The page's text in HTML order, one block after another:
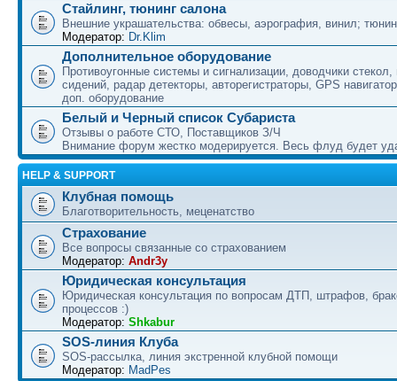
Стайлинг, тюнинг салона
Внешние украшательства: обвесы, аэрография, винил;
Модератор: Dr.Klim
Дополнительное оборудование
Противоугонные системы и сигнализации, доводчики стекол,
сидений, радар детекторы, авторегистраторы, GPS
доп. оборудование
Белый и Черный список Субариста
Отзывы о работе СТО, Поставщиков З/Ч
Внимание форум жестко модерируется. Весь флуд будет
HELP & SUPPORT
Клубная помощь
Благотворительность, меценатство
Страхование
Все вопросы связанные со страхованием
Модератор: Andr3y
Юридическая консультация
Юридическая консультация по вопросам ДТП, штрафов,
процессов :)
Модератор: Shkabur
SOS-линия Клуба
SOS-рассылка, линия экстренной клубной помощи
Модератор: MadPes